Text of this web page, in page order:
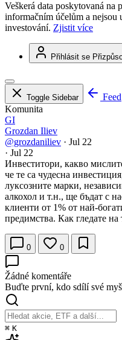
Veškerá data poskytovaná
informačním účelům a nejsou
investování. Zjistit více
Přihlásit se
Toggle Sidebar
Feed
Komunita
GI
Grozdan Iliev
@grozdaniliev · Jul 22
· Jul 22
Инвеститори, какво
че те са чудесна
луксозните марки,
алкохол и т.н., ще бъдат с
клиенти от 1% от най-
предимства. Как гледате
0 0
Žádné komentáře
Buďte první, kdo sdílí své
⌘ K